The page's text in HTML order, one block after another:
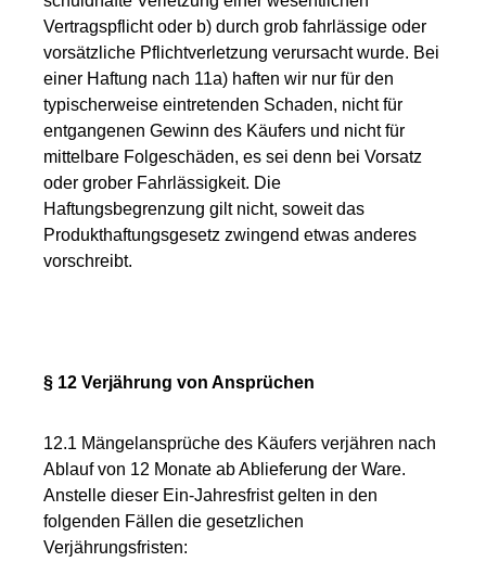
Vertragspflicht oder b) durch grob fahrlässige oder
vorsätzliche Pflichtverletzung verursacht wurde. Bei
einer Haftung nach 11a) haften wir nur für den
typischerweise eintretenden Schaden, nicht für
entgangenen Gewinn des Käufers und nicht für
mittelbare Folgeschäden, es sei denn bei Vorsatz
oder grober Fahrlässigkeit. Die
Haftungsbegrenzung gilt nicht, soweit das
Produkthaftungsgesetz zwingend etwas anderes
vorschreibt.
§ 12 Verjährung von Ansprüchen
12.1 Mängelansprüche des Käufers verjähren nach
Ablauf von 12 Monate ab Ablieferung der Ware.
Anstelle dieser Ein-Jahresfrist gelten in den
folgenden Fällen die gesetzlichen
Verjährungsfristen: